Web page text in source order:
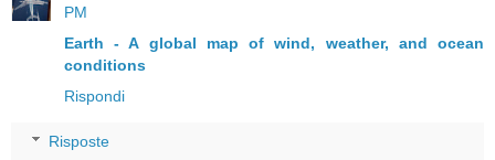
PM
Earth - A global map of wind, weather, and ocean
conditions
Rispondi
Risposte